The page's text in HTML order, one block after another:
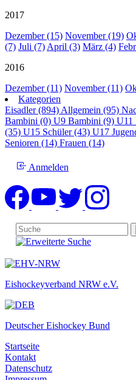
2017
Dezember (15) November (19)
(7) Juli (7) April (3) März (4)
2016
Dezember (11) November (11)
Kategorien
Eisadler (894) Allgemein (95)
Bambini (0) U9 Bambini (9) U11
(35) U15 Schüler (43) U17
Senioren (14) Frauen (14)
Anmelden
Eishockeyverband NRW e.V.
Deutscher Eishockey Bund
Startseite
Kontakt
Datenschutz